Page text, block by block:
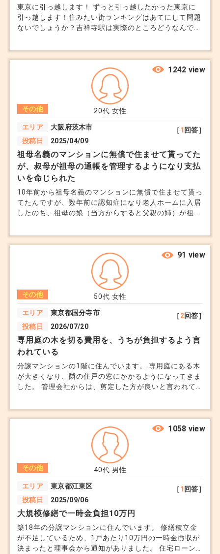
東京に引っ越します！ ずっと引っ越したかった東京に
引っ越します！住みたい街ランキングはあてにして問題
ないでしょうか？吉祥寺駅は実際のところどうなんでし
20代 女性
その他
エリア
大阪府茨木市
投稿日
2025/04/09
［1 回答］
1242 view
祖母名義のマンションに無償で住ませて貰ってた
が、叔母が祖母の通帳を管理するようになり支払
いを命じられた
10年前から祖母名義のマンションに無償で住ませて貰っ
てたんですが、数年前に認知症になり老人ホームに入居
したのち、祖母の娘（当方からすると父親の姉）が祖母
ました。 元気な時に祖母に承諾を得て住み始めたので
すが、叔母の言う通りに支払わなければいけないのでし
ょうか。ちなみに賃貸者契約は結んでおらず、覚書のみ
50代 女性
その他
エリア
東京都国分寺市
投稿日
2026/07/20
［2回答］
91 view
専用庭の木を切る費用を、うちが負担するよう言
われている
分譲マンションの1階に住んでいます。 専用庭にある木
が大きくなり、隣の住戸の窓にかかるようになってきま
した。 管理会社からは、剪定した方が良いと言われて
ちだけが使っていますが、共用部分だとも聞いていま
す。 それなのに、剪定費用は専用庭を使っている住戸
の負担になると言われました。 金額は数万円程度です
が、今後も毎年かかるなら負担に感じます。 そもそも
勝手に切って良い木なのかも分かりません。 専用庭に
元から植えられていた木の管理や剪定費用は、使用して
いる住戸が負担するものなのでしょうか。 共用部分で
あれば、管理組合の費用で対応してもらえる可能性はあ
りますか。
40代 男性
その他
エリア
東京都江東区
投稿日
2025/09/06
［1 回答］
1058 view
大規模修繕で一時金負担10万円
築18年の分譲マンションに住んでいます。 修繕積立金
が不足しているため、1戸あたり10万円の一時金徴収が
決まったと理事会から通知がありました。 住宅ローン